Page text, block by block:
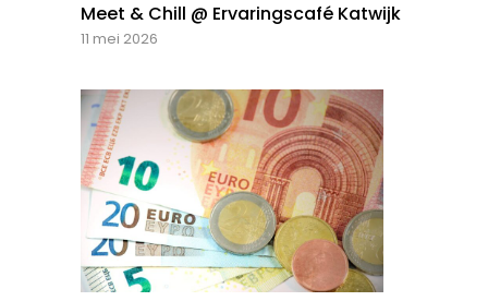
Meet & Chill @ Ervaringscafé Katwijk
11 mei 2026